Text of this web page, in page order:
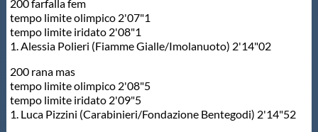
200 farfalla fem
tempo limite olimpico 2'07"1
tempo limite iridato 2'08"1
1. Alessia Polieri (Fiamme Gialle/Imolanuoto) 2'14"02
200 rana mas
tempo limite olimpico 2'08"5
tempo limite iridato 2'09"5
1. Luca Pizzini (Carabinieri/Fondazione Bentegodi) 2'14"52